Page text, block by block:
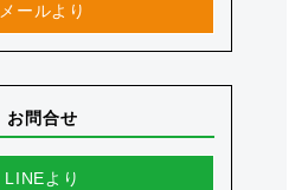
メールより
お問合せ
LINEより